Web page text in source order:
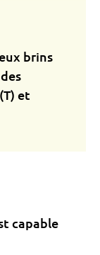
brins
et
capable